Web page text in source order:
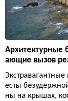
Архитектурные
ающие вызов
есты
ны на крышах,